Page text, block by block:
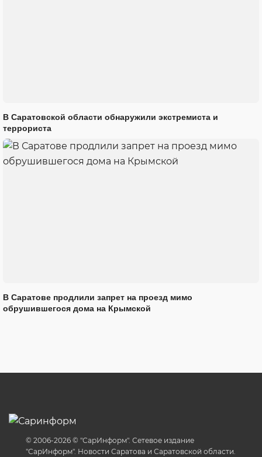
В Саратовской области обнаружили экстремиста и
террориста
В Саратове продлили запрет на проезд мимо
обрушившегося дома на Крымской
© 2006-2026 © "СарИнформ". Сетевое издание
"СарИнформ". Новости Саратова и Саратовской области.